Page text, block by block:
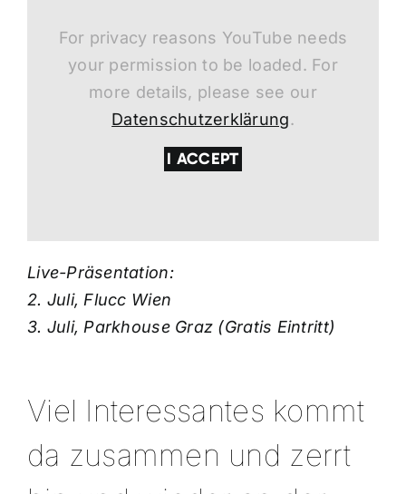
For privacy reasons YouTube needs
your permission to be loaded. For
more details, please see our
Datenschutzerklärung.
I ACCEPT
Live-Präsentation:
2. Juli, Flucc Wien
3. Juli, Parkhouse Graz (Gratis Eintritt)
Viel Interessantes kommt
da zusammen und zerrt